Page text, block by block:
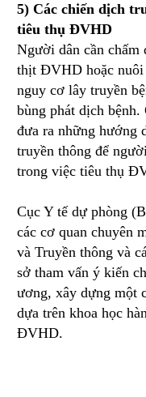
5) Các chiến dịch
tiêu thụ ĐVHD
Người dân cần
thịt ĐVHD hoặc
nguy cơ lây truyền
bùng phát dịch bệnh.
đưa ra những hướng
truyền thông để
trong việc tiêu thụ
Cục Y tế dự phòng
các cơ quan chuyên
và Truyền thông và
sở tham vấn ý kiến
ương, xây dựng một
dựa trên khoa học
ĐVHD.